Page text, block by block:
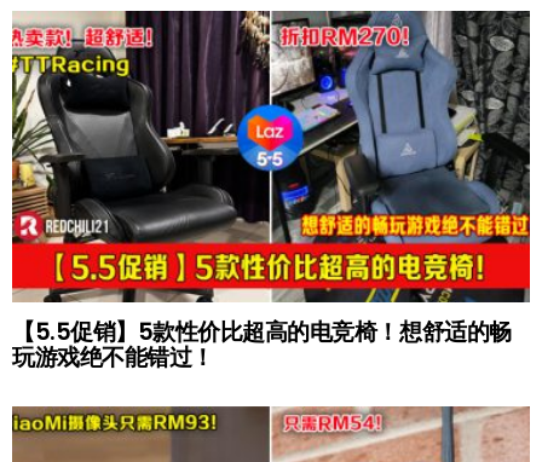
【5.5促销】5款性价比超高的电竞椅！想舒适的畅
玩游戏绝不能错过！